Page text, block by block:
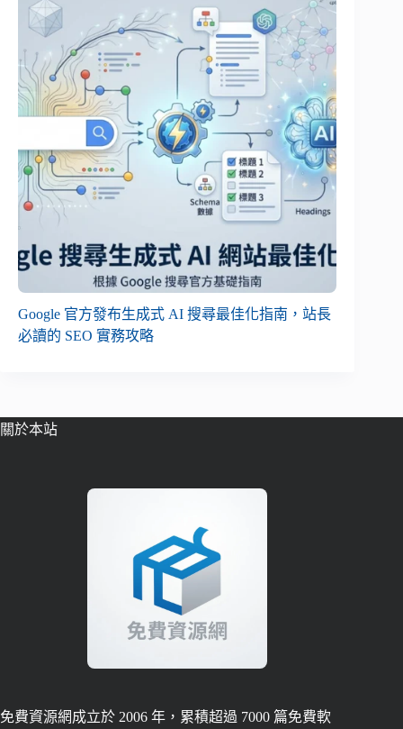
Google 官方發布生成式 AI 搜尋最佳化指南，站長
必讀的 SEO 實務攻略
關於本站
免費資源網成立於 2006 年，累積超過 7000 篇免費軟